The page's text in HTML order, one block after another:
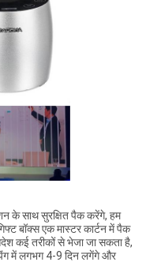
के साथ सुरक्षित पैक करेंगे, हम
बॉक्स एक मास्टर कार्टन में पैक
कई तरीकों से भेजा जा सकता है,
में लगभग 4-9 दिन लगेंगे और